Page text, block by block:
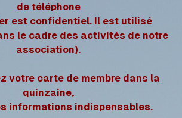
de téléphone
estconfidentiel. Il est utilisé
le cadre des activités de notre
association).
votre carte de membre dans la
quinzaine,
informations indispensables.